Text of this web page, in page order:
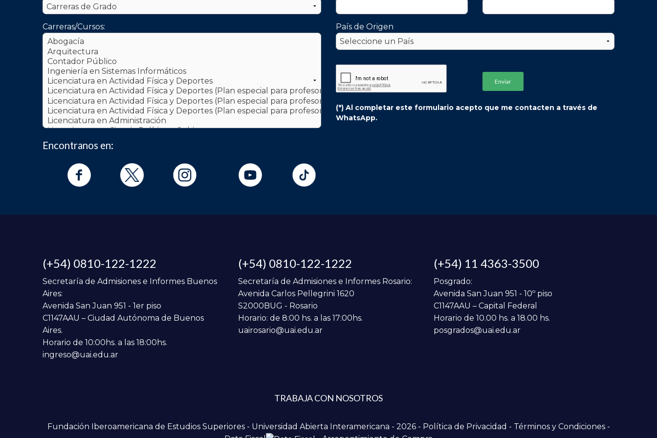
https://drive.google.com/file/d/1jCXWoS2QMzoHuWiiB8NGm3ITJeD5Wriu/view
Carreras/Cursos: País de Origen
(*) Al completar este formulario acepto que me contacten a través de
WhatsApp.
Encontranos en:
(+54) 0810-122-1222
Secretaría de Admisiones e Informes Buenos
Aires:
Avenida San Juan 951 - 1er piso
C1147AAU – Ciudad Autónoma de Buenos
Aires.
Horario de 10:00hs. a las 18:00hs.
ingreso@uai.edu.ar
(+54) 0810-122-1222
Secretaría de Admisiones e Informes Rosario:
Avenida Carlos Pellegrini 1620
S2000BUG - Rosario
Horario: de 8:00 hs. a las 17:00hs.
uairosario@uai.edu.ar
(+54) 11 4363-3500
Posgrado:
Avenida San Juan 951 - 10º piso
C1147AAU – Capital Federal
Horario de 10.00 hs. a 18.00 hs.
posgrados@uai.edu.ar
TRABAJA CON NOSOTROS
Fundación Iberoamericana de Estudios Superiores - Universidad Abierta Interamericana - 2026 - Política de Privacidad - Términos y Condiciones-